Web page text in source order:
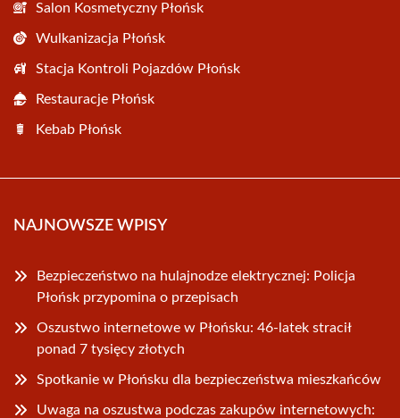
Salon Kosmetyczny Płońsk
Wulkanizacja Płońsk
Stacja Kontroli Pojazdów Płońsk
Restauracje Płońsk
Kebab Płońsk
NAJNOWSZE WPISY
Bezpieczeństwo na hulajnodze elektrycznej: Policja
Płońsk przypomina o przepisach
Oszustwo internetowe w Płońsku: 46-latek stracił
ponad 7 tysięcy złotych
Spotkanie w Płońsku dla bezpieczeństwa mieszkańców
Uwaga na oszustwa podczas zakupów internetowych: